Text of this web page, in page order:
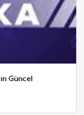
Güncel